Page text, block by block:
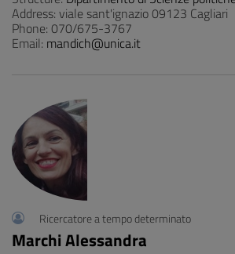
Address: viale sant'ignazio 09123 Cagliari
Phone: 070/675-3767
Email: mandich@unica.it
Ricercatore a tempo determinato
Marchi Alessandra